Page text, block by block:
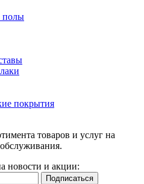
полы
покрытия
товаров и услуг на
новости и акции: